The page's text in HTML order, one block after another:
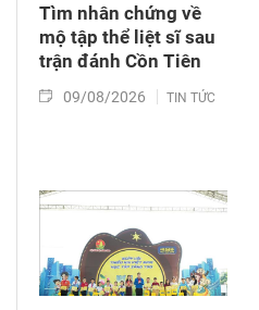
Tìm nhân chứng về
mộ tập thể liệt sĩ sau
trận đánh Cồn Tiên
09/08/2026 TIN TỨC